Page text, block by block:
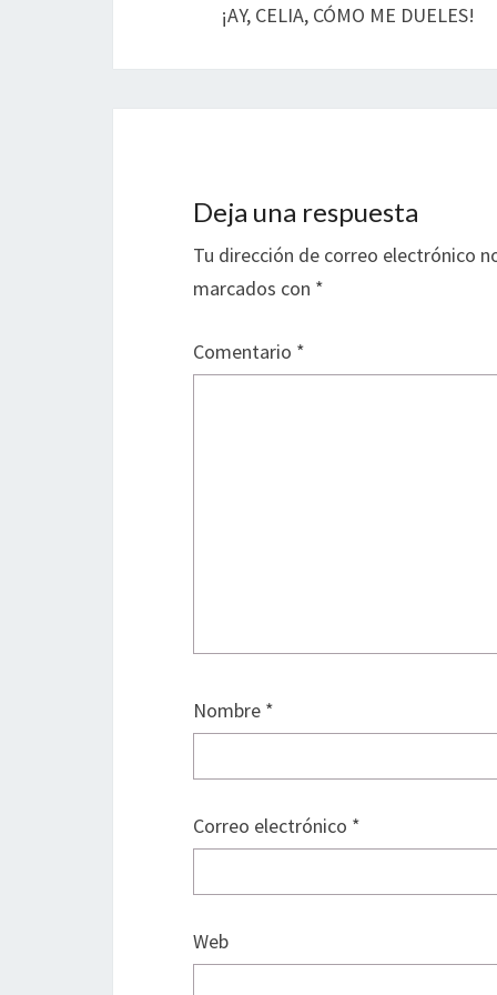
entradas¡AY, CELIA, CÓMO ME DUELES!
Deja una respuesta
Tu dirección de correo electrónico
marcados con *
Comentario *
Nombre *
Correo electrónico *
Web